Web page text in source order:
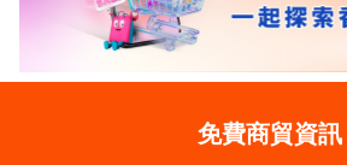
免費商貿資訊